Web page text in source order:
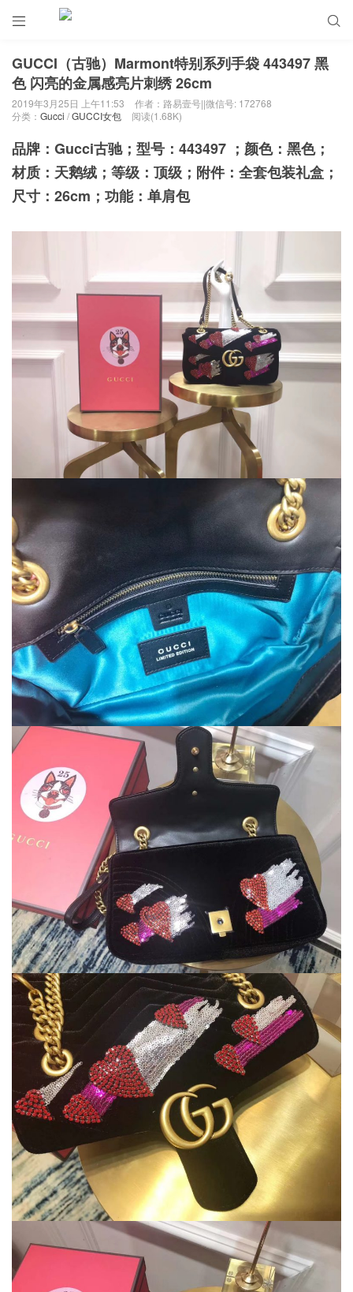
 
GUCCI（古驰）Marmont特别系列手袋 443497 黑
色 闪亮的金属感亮片刺绣 26cm
2019年3月25日 上午11:53
作者：路易壹号||微信号: 172768
分类： Gucci /GUCCI女包 阅读(1.68K)
品牌：Gucci古驰；型号：443497 ；颜色：黑色；
材质：天鹅绒；等级：顶级；附件：全套包装礼盒；
尺寸：26cm；功能：单肩包